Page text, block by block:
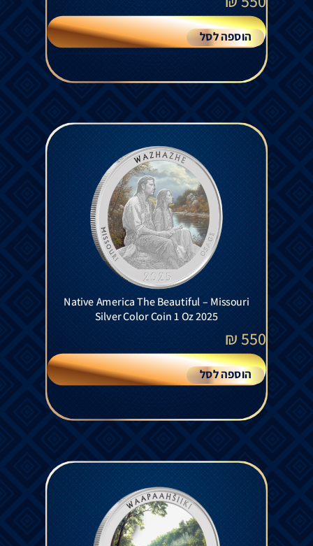
הוספה לסל
Native America The Beautiful – Missouri
Silver Color Coin 1 Oz 2025
550
₪
הוספה לסל